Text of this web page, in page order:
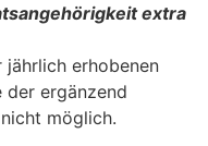
extra
jährlich erhobenen
der er­gänzend
möglich.